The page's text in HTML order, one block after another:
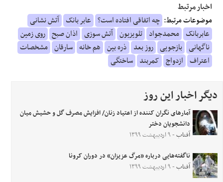
اخبار مرتبط
موضوعات مرتبط: چه اتفاقی افتاده است؟ عابر بانک آتش نشانی
عابربانک محمدجواد تلویزیون آتش سوزی اذان صبح روی زمین
ناگهانی بازجویی روز بعد ذره بین هم خانه سارقان مشخصات
اعتراف ازدواج کمربند ساختگی
دیگر اخبار این روز
آمارهای نگران کننده از اعتیاد زنان/ افزایش مصرف گل و حشیش میان
دانشجویان دختر
آفتاب- ۹ اردیبهشت ۱۳۹۹
ناگفته‌هایی درباره «مرگ عزیزان» در دوران کرونا
آفتاب- ۹ اردیبهشت ۱۳۹۹